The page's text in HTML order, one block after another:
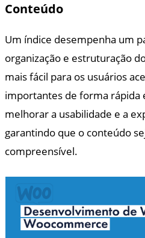
Conteúdo
Um índice desempenha um
organização e estruturação
mais fácil para os usuários
importantes de forma rápida
melhorar a usabilidade e a
garantindo que o conteúdo
compreensível.